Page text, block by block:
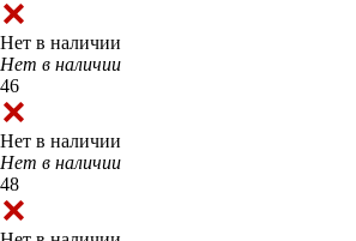
Нет в наличии
Нет в наличии
46
Нет в наличии
Нет в наличии
48